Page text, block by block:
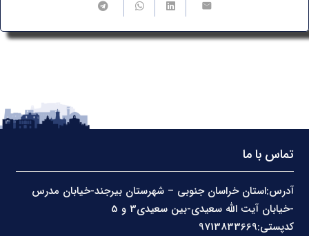
تماس با ما
آدرس:استان خراسان جنوبی – شهرستان بیرجند-خیابان مدرس
کدپستی:9713833669